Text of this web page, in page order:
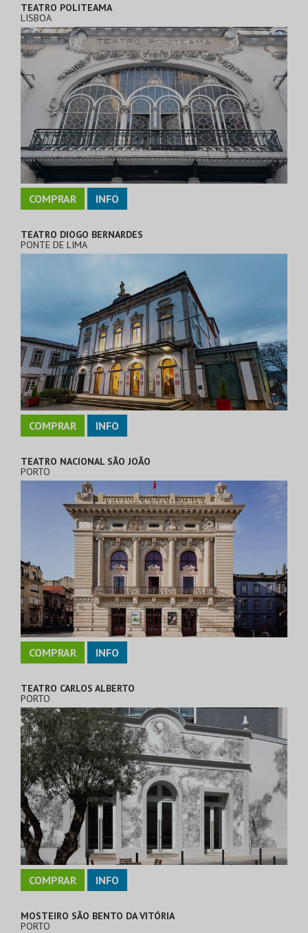
TEATRO POLITEAMA
LISBOA
COMPRAR INFO
TEATRO DIOGO BERNARDES
PONTE DE LIMA
COMPRAR INFO
TEATRO NACIONAL SÃO JOÃO
PORTO
COMPRAR INFO
TEATRO CARLOS ALBERTO
PORTO
COMPRAR INFO
MOSTEIRO SÃO BENTO DA VITÓRIA
PORTO